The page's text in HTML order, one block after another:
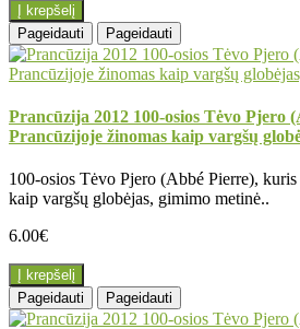
Į krepšelį
Pageidauti
Pageidauti
Prancūzija 2012 100-osios Tėvo Pjero
Prancūzijoje žinomas kaip vargšų
100-osios Tėvo Pjero (Abbé Pierre),
kaip vargšų globėjas, gimimo metinė..
6.00€
Į krepšelį
Pageidauti
Pageidauti